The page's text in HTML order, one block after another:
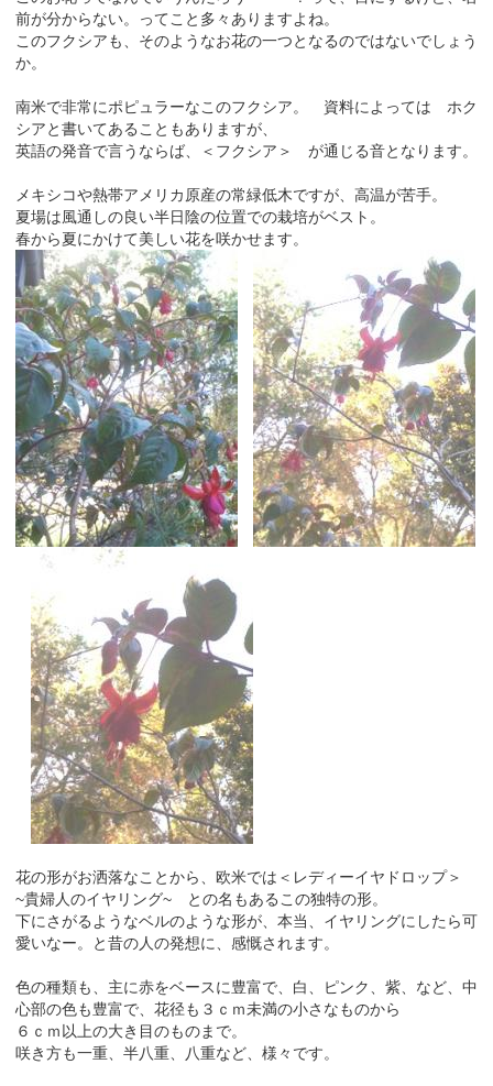
前が分からない。ってこと多々ありますよね。
このフクシアも、そのようなお花の一つとなるのではないでしょう
か。
南米で非常にポピュラーなこのフクシア。 資料によっては ホク
シアと書いてあることもありますが、
英語の発音で言うならば、＜フクシア＞ が通じる音となります。
メキシコや熱帯アメリカ原産の常緑低木ですが、高温が苦手。
夏場は風通しの良い半日陰の位置での栽培がベスト。
春から夏にかけて美しい花を咲かせます。
花の形がお洒落なことから、欧米では＜レディーイヤドロップ＞
~貴婦人のイヤリング~ との名もあるこの独特の形。
下にさがるようなベルのような形が、本当、イヤリングにしたら可
愛いなー。と昔の人の発想に、感慨されます。
色の種類も、主に赤をベースに豊富で、白、ピンク、紫、など、中
心部の色も豊富で、花径も３ｃｍ未満の小さなものから
６ｃｍ以上の大き目のものまで。
咲き方も一重、半八重、八重など、様々です。